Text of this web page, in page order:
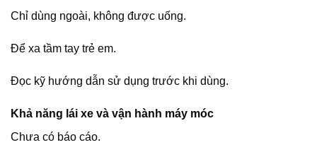
Chỉ dùng ngoài, không được uống.
Để xa tầm tay trẻ em.
Đọc kỹ hướng dẫn sử dụng trước khi dùng.
Khả năng lái xe và vận hành máy móc
Chưa có báo cáo.